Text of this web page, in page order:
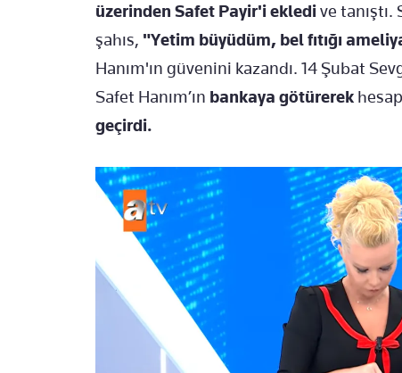
üzerinden Safet Payir'i ekledive tanıştı.
şahıs, "Yetim büyüdüm, bel fıtığı
Hanım'ın güvenini kazandı. 14 Şubat
Safet Hanım’ın bankaya götürerek
geçirdi.